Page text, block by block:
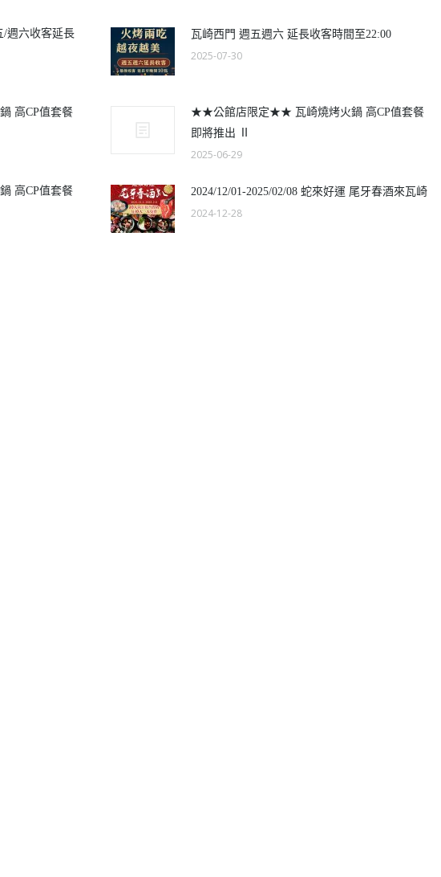
/週六收客延長
瓦崎西門 週五週六 延長收客時間至22:00
2025-07-30
高CP值套餐
★★公館店限定★★ 瓦崎燒烤火鍋 高CP值套餐
即將推出 Ⅱ
2025-06-29
高CP值套餐
2024/12/01-2025/02/08 蛇來好運 尾牙春酒來瓦崎
2024-12-28